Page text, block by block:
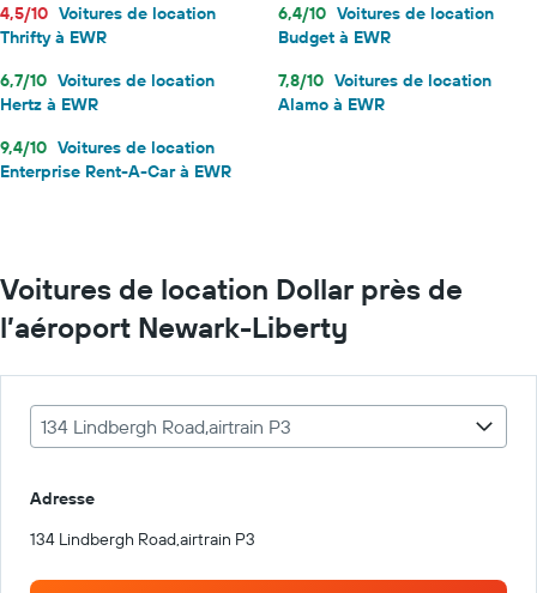
4,5/10 Voitures de location
Thrifty à EWR
6,4/10 Voitures de location
Budget à EWR
6,7/10 Voitures de location
Hertz à EWR
7,8/10 Voitures de location
Alamo à EWR
9,4/10 Voitures de location
Enterprise Rent-A-Car à EWR
Voitures de location Dollar près de
l’aéroport Newark-Liberty
134 Lindbergh Road,airtrain P3
Adresse
134 Lindbergh Road,airtrain P3